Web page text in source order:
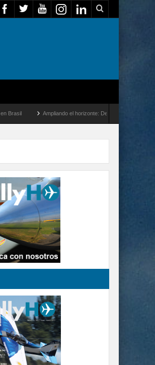
Ampliando el horizonte: Dentro del vuelo de desarrollo más